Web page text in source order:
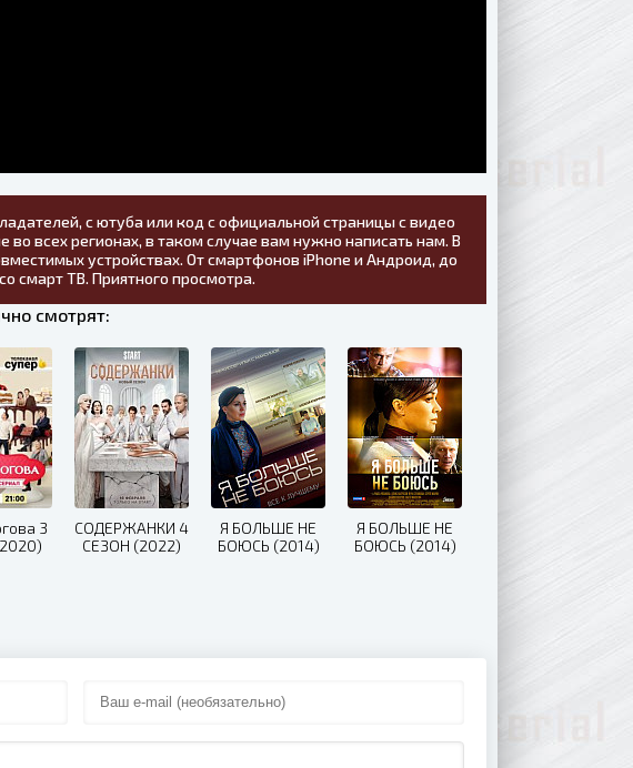
с ютуба или код с официальной страницы с видео
всех регионах, в таком случае вам нужно написать нам. В
устройствах. От смартфонов iPhone и Андроид, до
смарт ТВ. Приятного просмотра.
смотрят:
3
СОДЕРЖАНКИ 4
СЕЗОН (2022)
Я БOЛЬШE HE
БOЮCЬ (2014)
Я БОЛЬШЕ НЕ
БОЮСЬ (2014)